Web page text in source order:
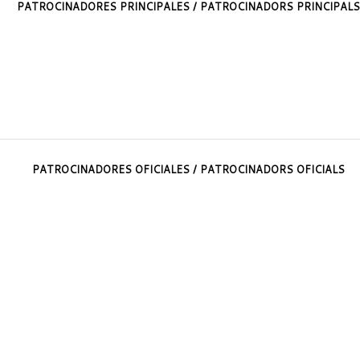
PATROCINADORES PRINCIPALES / PATROCINADORS PRINCIPALS
PATROCINADORES OFICIALES / PATROCINADORS OFICIALS